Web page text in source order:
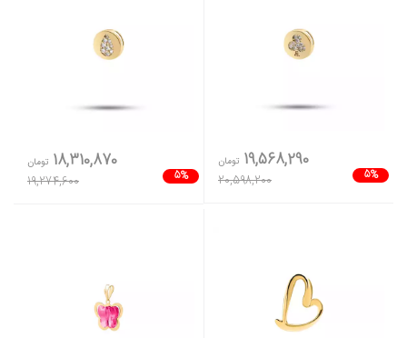
5%
19,568,290 تومان
20,598,200
5%
18,310,870 تومان
19,274,600